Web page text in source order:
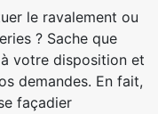
le ravalement ou
? Sache que
votre disposition et
demandes. En fait,
façadier